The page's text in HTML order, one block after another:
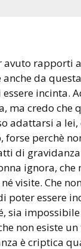
avuto rapporti
da
essere incinta.
ma credo che
adattarsi a lei,
perchè
di
ignora, che
visite. Che
essere
sia
non esiste
è criptica